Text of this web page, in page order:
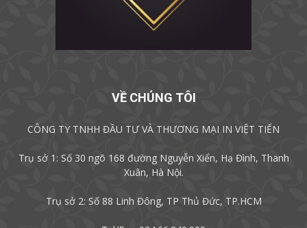
VỀ CHÚNG TÔI
CÔNG TY TNHH ĐẦU TƯ VÀ THƯƠNG MẠI IN VIỆT TIẾN
Trụ sở 1: Số 30 ngõ 168 đường Nguyễn Xiển, Hạ Đình, Thanh
Xuân, Hà Nội.
Trụ sở 2: Số 88 Linh Đông, TP Thủ Đức, TP.HCM